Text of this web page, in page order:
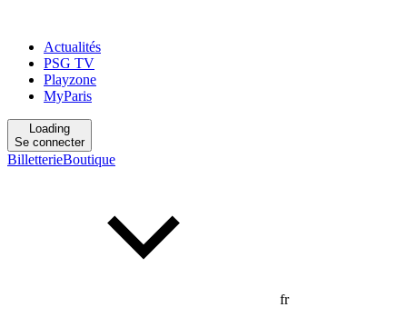
Actualités
PSG TV
Playzone
MyParis
Loading
Se connecter
BilletterieBoutique
fr